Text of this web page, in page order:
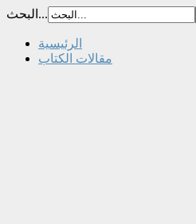
البحث...
الرئيسية
مقالات الكتاب